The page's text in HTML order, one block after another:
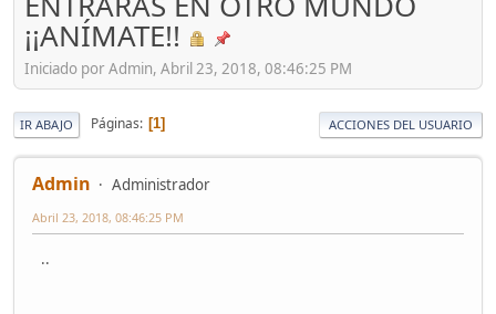
¡¡ANÍMATE!!
Iniciado por Admin, Abril 23, 2018, 08:46:25 PM
IR ABAJO Páginas 1 ACCIONES DEL USUARIO
Admin Administrador
Abril 23, 2018, 08:46:25 PM
..